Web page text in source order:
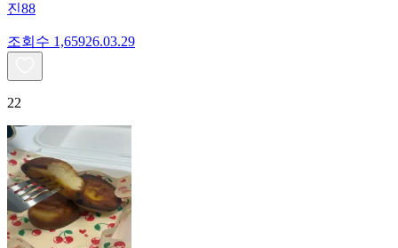
진88
조회수 1,65926.03.29
22